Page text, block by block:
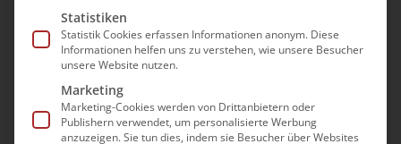
Sicherheit, Updates, dem Betrieb nach dem EOL
und Best Practices für einen stabilen Shopware-
Statistiken
Statistik Cookies erfassen Informationen anonym. Diese
Informationen helfen uns zu verstehen, wie unsere Besucher
unsere Website nutzen.
Marketing
Marketing-Cookies werden von Drittanbietern oder
Publishern verwendet, um personalisierte Werbung
anzuzeigen. Sie tun dies, indem sie Besucher über Websites